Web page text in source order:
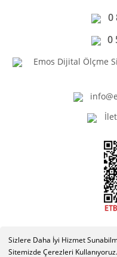
Sizlere Daha İyi Hizmet
Sitemizde Çerezleri Kullanıyoruz.
0
0
Emos Dijital Ölçme
Copyright ©